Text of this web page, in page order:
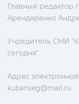
Главный редактор
Арендаренко
Учредитель СМИ
сегодня"
Адрес
kubanseg@mail.ru